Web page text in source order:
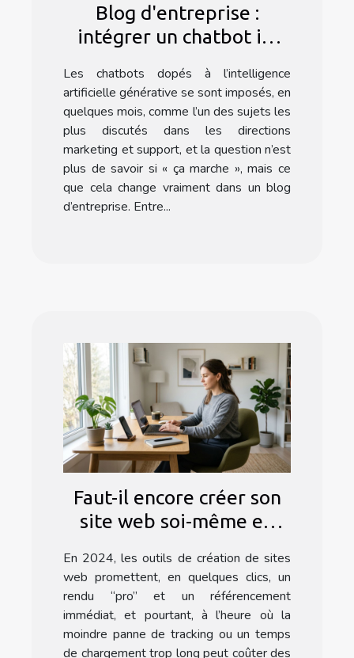
Blog d'entreprise :
intégrer un chatbot ia,
2024 ?
Les chatbots dopés à l’intelligence
artificielle générative se sont imposés, en
quelques mois, comme l’un des sujets les
plus discutés dans les directions
marketing et support, et la question n’est
plus de savoir si « ça marche », mais ce
que cela change vraiment dans un blog
d’entreprise. Entre...
Faut-il encore créer son
site web soi-même en
En 2024, les outils de création de sites
web promettent, en quelques clics, un
rendu “pro” et un référencement
immédiat, et pourtant, à l’heure où la
moindre panne de tracking ou un temps
de chargement trop long peut coûter des